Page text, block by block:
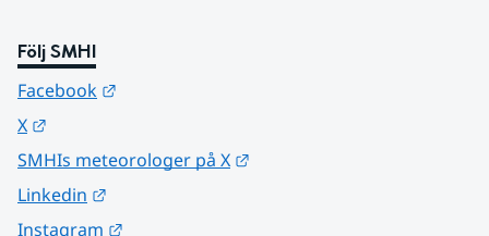
Följ SMHI
Facebook
X
SMHIs meteorologer på X
Linkedin
Instagram